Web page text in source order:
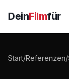
DeinFilmfür
Start/Referenzen/
Stadtfilm